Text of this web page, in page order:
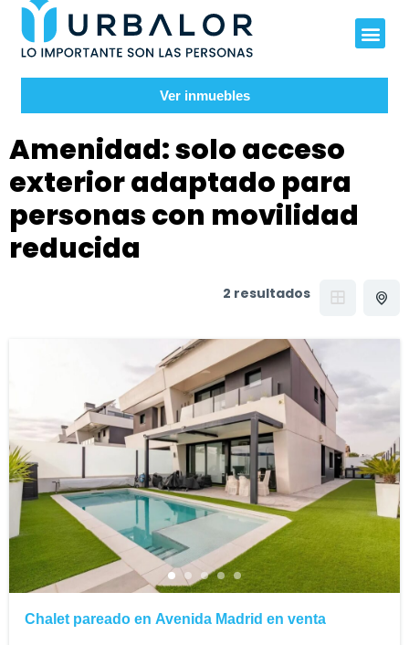
Ver inmuebles
Amenidad:solo acceso
exterior adaptado para
personas con movilidad
reducida
2 resultados
Chalet pareado en Avenida Madrid en venta